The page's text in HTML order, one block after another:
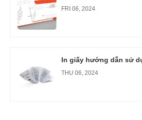
FRI 06, 2024
In giấy hướng dẫn sử
THU 06, 2024